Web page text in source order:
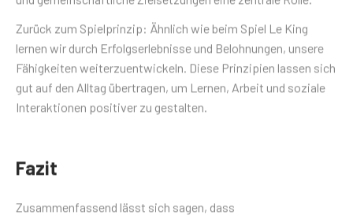
Zurück zum Spielprinzip: Ähnlich wie beim Spiel Le King
lernen wir durch Erfolgserlebnisse und Belohnungen, unsere
Fähigkeiten weiterzuentwickeln. Diese Prinzipien lassen sich
gut auf den Alltag übertragen, um Lernen, Arbeit und soziale
Interaktionen positiver zu gestalten.
Fazit
Zusammenfassend lässt sich sagen, dass